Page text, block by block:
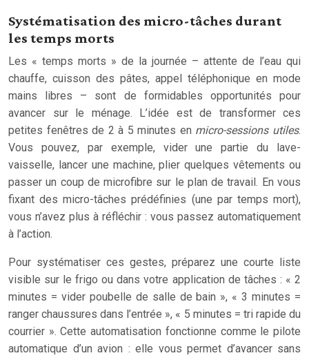
Systématisation des micro-tâches durant
les temps morts
Les « temps morts » de la journée – attente de l’eau qui
chauffe, cuisson des pâtes, appel téléphonique en mode
mains libres – sont de formidables opportunités pour
avancer sur le ménage. L’idée est de transformer ces
petites fenêtres de 2 à 5 minutes en micro-sessions utiles.
Vous pouvez, par exemple, vider une partie du lave-
vaisselle, lancer une machine, plier quelques vêtements ou
passer un coup de microfibre sur le plan de travail. En vous
fixant des micro-tâches prédéfinies (une par temps mort),
vous n’avez plus à réfléchir : vous passez automatiquement
à l’action.
Pour systématiser ces gestes, préparez une courte liste
visible sur le frigo ou dans votre application de tâches : « 2
minutes = vider poubelle de salle de bain », « 3 minutes =
ranger chaussures dans l’entrée », « 5 minutes = tri rapide du
courrier ». Cette automatisation fonctionne comme le pilote
automatique d’un avion : elle vous permet d’avancer sans